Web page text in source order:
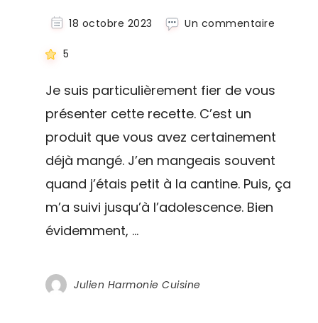
18 octobre 2023 Un commentaire
15
5
Je suis particulièrement fier de vous
présenter cette recette. C’est un
produit que vous avez certainement
déjà mangé. J’en mangeais souvent
quand j’étais petit à la cantine. Puis, ça
m’a suivi jusqu’à l’adolescence. Bien
évidemment, …
Julien Harmonie Cuisine